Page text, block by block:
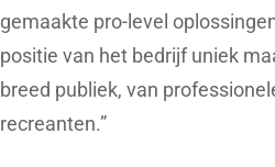
gemaakte pro-level
positie van het bedrijf uniek
breed publiek, van
recreanten.”